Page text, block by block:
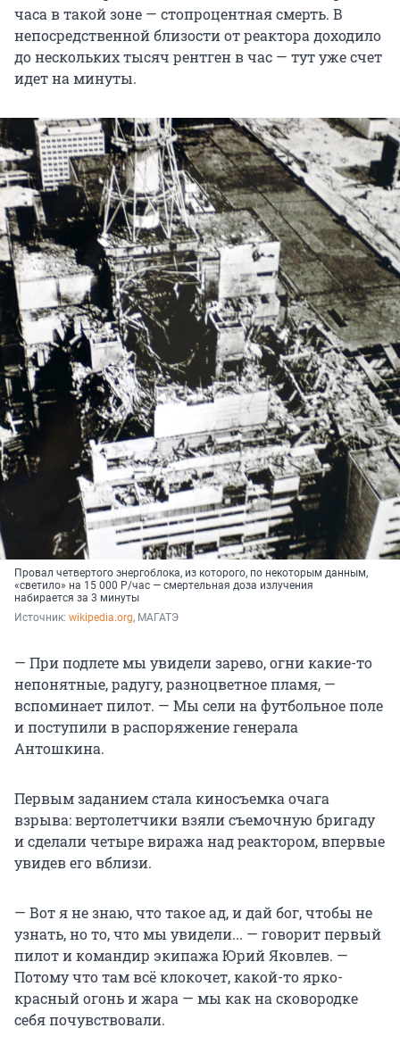
часа в такой зоне — стопроцентная смерть. В
непосредственной близости от реактора доходило
до нескольких тысяч рентген в час — тут уже счет
идет на минуты.
Провал четвертого энергоблока, из которого, по некоторым данным,
«светило» на 15 000 Р/час — смертельная доза излучения
набирается за 3 минуты
Источник: wikipedia.org, МАГАТЭ
— При подлете мы увидели зарево, огни какие-то
непонятные, радугу, разноцветное пламя, —
вспоминает пилот. — Мы сели на футбольное поле
и поступили в распоряжение генерала
Антошкина.
Первым заданием стала киносъемка очага
взрыва: вертолетчики взяли съемочную бригаду
и сделали четыре виража над реактором, впервые
увидев его вблизи.
— Вот я не знаю, что такое ад, и дай бог, чтобы не
узнать, но то, что мы увидели... — говорит первый
пилот и командир экипажа Юрий Яковлев. —
Потому что там всё клокочет, какой-то ярко-
красный огонь и жара — мы как на сковородке
себя почувствовали.